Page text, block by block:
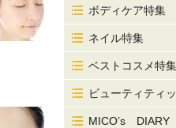
ボディケア特集
ネイル特集
ベストコスメ特集
ビューティティ
MICO’s DIARY